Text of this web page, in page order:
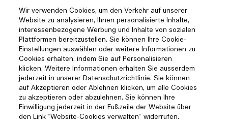
Wir verwenden Cookies, um den Verkehr auf unserer
Website zu analysieren, Ihnen personalisierte Inhalte,
interessenbezogene Werbung und Inhalte von sozialen
Plattformen bereitzustellen. Sie können Ihre Cookie-
Einstellungen auswählen oder weitere Informationen zu
Cookies erhalten, indem Sie auf Personalisieren
klicken. Weitere Informationen erhalten Sie ausserdem
jederzeit in unserer Datenschutzrichtlinie. Sie können
auf Akzeptieren oder Ablehnen klicken, um alle Cookies
zu akzeptieren oder abzulehnen. Sie können Ihre
Einwilligung jederzeit in der Fußzeile der Website über
den Link “Website-Cookies verwalten“ widerrufen.